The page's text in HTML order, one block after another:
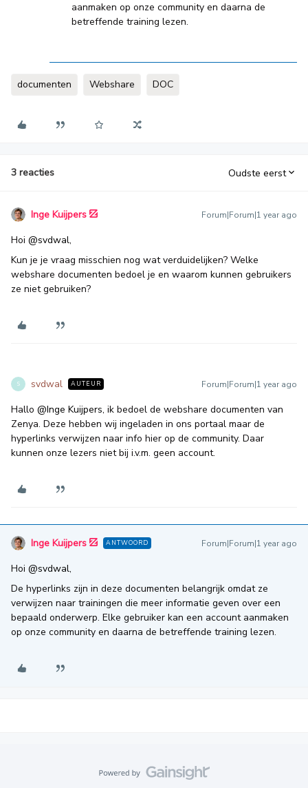
aanmaken op onze community en daarna de
betreffende training lezen.
documenten Webshare DOC
3 reacties Oudste eerst
Inge Kuijpers Forum|Forum|1 year ago
Hoi ​ @svdwal,
Kun je je vraag misschien nog wat verduidelijken? Welke
webshare documenten bedoel je en waarom kunnen gebruikers
ze niet gebruiken?
S svdwal AUTEUR Forum|Forum|1 year ago
Hallo ​ @Inge Kuijpers, ik bedoel de webshare documenten van
Zenya. Deze hebben wij ingeladen in ons portaal maar de
hyperlinks verwijzen naar info hier op de community. Daar
kunnen onze lezers niet bij i.v.m. geen account.
Inge Kuijpers ANTWOORD Forum|Forum|1 year ago
Hoi ​ @svdwal,
De hyperlinks zijn in deze documenten belangrijk omdat ze
verwijzen naar trainingen die meer informatie geven over een
bepaald onderwerp. Elke gebruiker kan een account aanmaken
op onze community en daarna de betreffende training lezen.